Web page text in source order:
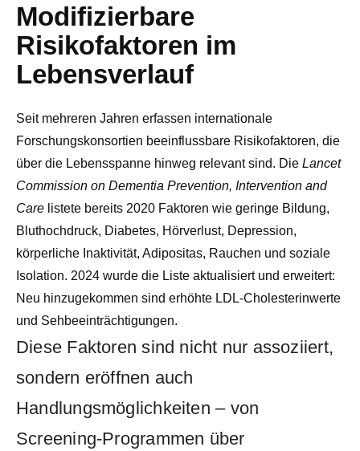
Modifizierbare
Risikofaktoren im
Lebensverlauf
Seit mehreren Jahren erfassen internationale
Forschungskonsortien beeinflussbare Risikofaktoren, die
über die Lebensspanne hinweg relevant sind. Die Lancet
Commission on Dementia Prevention, Intervention and
Care listete bereits 2020 Faktoren wie geringe Bildung,
Bluthochdruck, Diabetes, Hörverlust, Depression,
körperliche Inaktivität, Adipositas, Rauchen und soziale
Isolation. 2024 wurde die Liste aktualisiert und erweitert:
Neu hinzugekommen sind erhöhte LDL-Cholesterinwerte
und Sehbeeinträchtigungen.
Diese Faktoren sind nicht nur assoziiert,
sondern eröffnen auch
Handlungsmöglichkeiten – von
Screening-Programmen über